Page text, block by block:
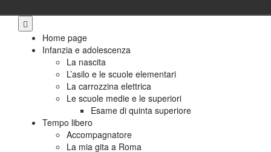
Home page
Infanzia e adolescenza
La nascita
L’asilo e le scuole elementari
La carrozzina elettrica
Le scuole medie e le superiori
Esame di quinta superiore
Tempo libero
Accompagnatore
La mia gita a Roma